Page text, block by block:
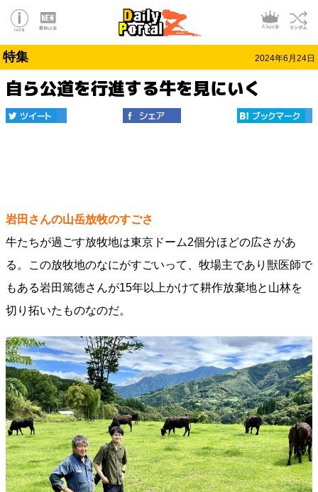
特集 2024年6月24日
自ら公道を行進する牛を見にいく
岩田さんの山岳放牧のすごさ
牛たちが過ごす放牧地は東京ドーム2個分ほどの広さがあ
る。この放牧地のなにがすごいって、牧場主であり獣医師で
もある岩田篤徳さんが15年以上かけて耕作放棄地と山林を
切り拓いたものなのだ。